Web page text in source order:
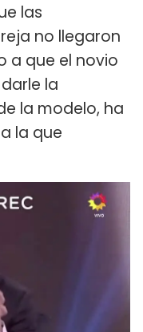
las
no llegaron
a que el novio
la
la modelo, ha
la que